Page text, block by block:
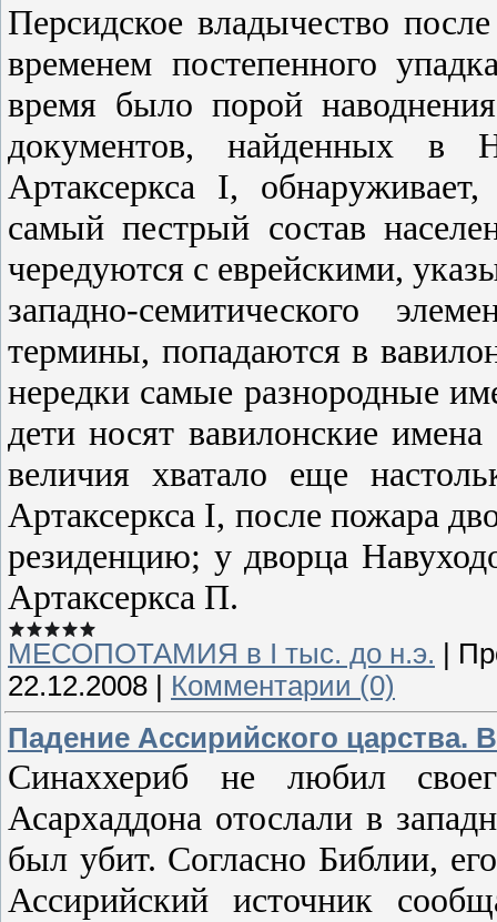
Персидское владычество
временем постепенного
время было порой
документов, найденных в
Артаксеркса I,
самый пестрый состав
чередуются с еврейскими,
западно-семитического
термины, попадаются в
нередки самые разнородные
дети носят вавилонские
величия хватало еще
Артаксеркса I, после пожара
резиденцию; у дворца
Артаксеркса П.
МЕСОПОТАМИЯ в І тыс. до н.э. |
22.12.2008 | Комментарии (0)
Падение Ассирийского царства.
Синаххериб не любил
Асархаддона отослали в
был убит. Согласно Библии,
Ассирийский источник